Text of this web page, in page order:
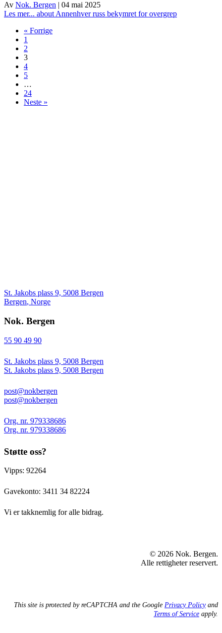
Av Nok. Bergen | 04 mai 2025
Les mer... about Annenhver russ bekymret for overgrep
« Forrige
1
2
3
4
5
…
24
Neste »
St. Jakobs plass 9, 5008 Bergen
Bergen, Norge
Nok. Bergen
55 90 49 90
St. Jakobs plass 9, 5008 Bergen
St. Jakobs plass 9, 5008 Bergen
post@nokbergen
post@nokbergen
Org. nr. 979338686
Org. nr. 979338686
Støtte oss?
Vipps: 92264
Gavekonto: 3411 34 82224
Vi er takknemlig for alle bidrag.
© 2026 Nok. Bergen.
Alle rettigheter reservert.
This site is protected by reCAPTCHA and the Google Privacy Policyand
Terms of Service apply.